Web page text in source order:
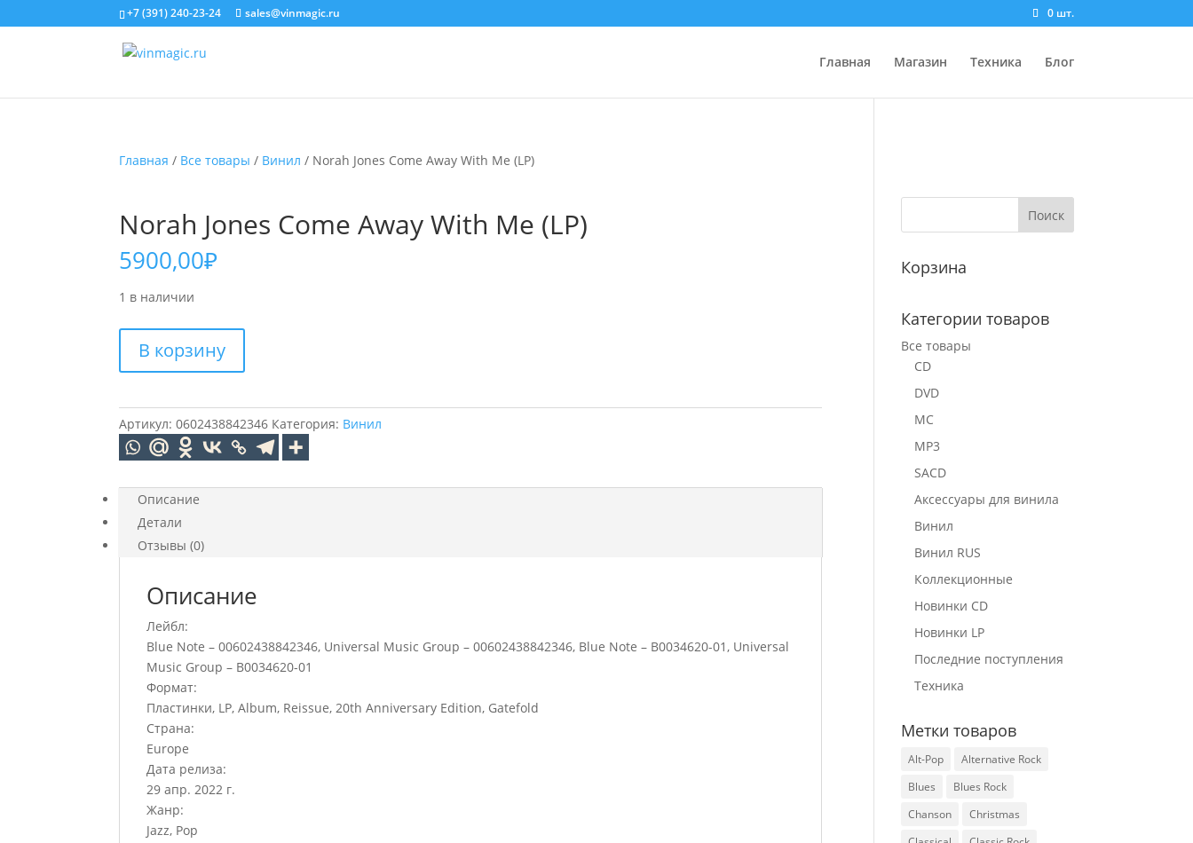
+7 (391) 240-23-24 sales@vinmagic.ru 0 шт.
Главная Магазин Техника Блог
Главная / Все товары / Винил / Norah Jones Come Away With Me (LP)
Norah Jones Come Away With Me (LP)
5900,00₽
1 в наличии
товара
Norah
Come
Away
With
(LP)
В корзину
Артикул:0602438842346 Категория: Винил
Описание
Детали
Отзывы (0)
Описание
Лейбл:
Blue Note – 00602438842346, Universal Music Group – 00602438842346, Blue Note – B0034620-01, Universal
Music Group – B0034620-01
Формат:
Пластинки, LP, Album, Reissue, 20th Anniversary Edition, Gatefold
Страна:
Europe
Дата релиза:
29 апр. 2022 г.
Жанр:
Jazz, Pop
Корзина
Категории товаров
Все товары
CD
DVD
MC
MP3
SACD
Аксессуары для винила
Винил
Винил RUS
Коллекционные
Новинки CD
Новинки LP
Последние поступления
Техника
Метки товаров
Alt-Pop
Alternative Rock
Blues
Blues Rock
Chanson
Christmas